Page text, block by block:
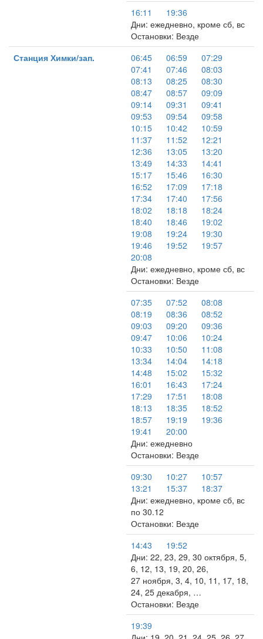
16:11
19:36
Дни: ежедневно, кроме сб, вс
Остановки: Везде
Станция Химки/зап.
06:45 06:59
07:29
07:41
07:46
08:03
08:13
08:25
08:30
08:47
08:57
09:09
09:14
09:31
09:41
09:53
09:54
09:58
10:15
10:42
10:59
11:37
11:52
12:21
12:36
13:05
13:20
13:49
14:33
14:41
15:17
15:46
16:30
16:52
17:09
17:18
17:34
17:40
17:56
18:02
18:18
18:24
18:40
18:46
19:02
19:08
19:24
19:30
19:46
19:52
19:57
20:08
Дни: ежедневно, кроме сб, вс
Остановки: Везде
07:35
07:52
08:08
08:19
08:36
08:52
09:03
09:20
09:36
09:47
10:06
10:24
10:33
10:50
11:08
13:34
14:04
14:18
14:48
15:02
15:32
16:01
16:43
17:24
17:29
17:51
18:08
18:13
18:35
18:52
18:57
19:19
19:36
19:41
20:00
Дни: ежедневно
Остановки: Везде
09:30
10:27
10:57
13:21
15:37
18:37
Дни: ежедневно, кроме сб, вс
по 30.12
Остановки: Везде
14:43
19:52
Дни: 22, 23, 29, 30 октября, 5,
6, 12, 13, 19, 20, 26,
27 ноября, 3, 4, 10, 11, 17, 18,
24, 25 декабря, …
Остановки: Везде
19:39